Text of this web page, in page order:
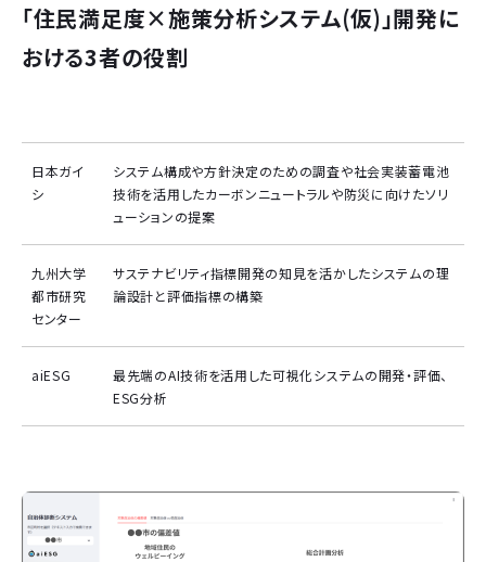
「住民満足度×施策分析システム(仮)」開発に
おける3者の役割
日本ガイ
シ
システム構成や方針決定のための調査や社会実装蓄電池
技術を活用したカーボンニュートラルや防災に向けたソリ
ューションの提案
九州大学
都市研究
センター
サステナビリティ指標開発の知見を活かしたシステムの理
論設計と評価指標の構築
aiESG
最先端のAI技術を活用した可視化システムの開発・評価、
ESG分析